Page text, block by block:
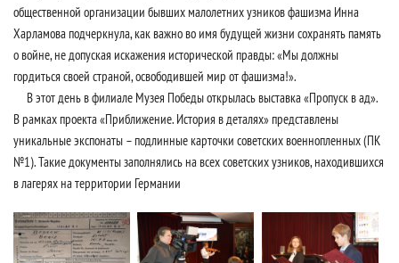
общественной организации бывших малолетних узников фашизма Инна
Харламова подчеркнула, как важно во имя будущей жизни сохранять память
о войне, не допуская искажения исторической правды: «Мы должны
гордиться своей страной, освободившей мир от фашизма!».
В этот день в филиале Музея Победы открылась выставка «Пропуск в ад».
В рамках проекта «Приближение. История в деталях» представлены
уникальные экспонаты – подлинные карточки советских военнопленных (ПК
№1). Такие документы заполнялись на всех советских узников, находившихся
в лагерях на территории Германии